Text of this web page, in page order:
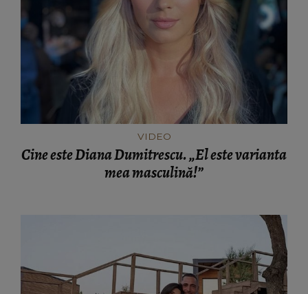
VIDEO
Cine este Diana Dumitrescu. „El este varianta
mea masculină!”